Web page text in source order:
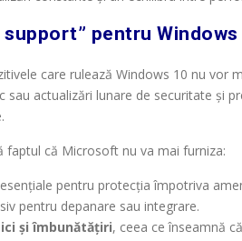
support” pentru Windows
care rulează Windows 10 nu vor
actualizări lunare de securitate și
faptul că Microsoft nu va mai furniza:
esențiale pentru protecția împotriva
pentru depanare sau integrare.
și îmbunătățiri, ceea ce înseamnă